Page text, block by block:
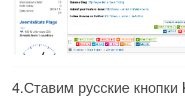
4.Ставим русские кнопки